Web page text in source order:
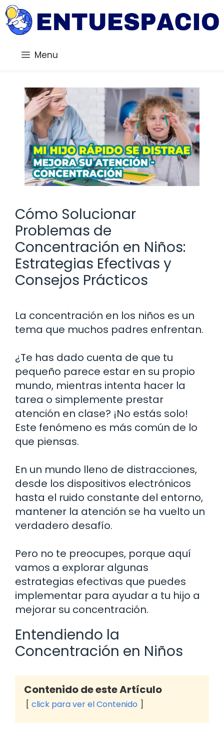
Saltar
al
contenido
Menu
Cómo Solucionar
Problemas de
Concentración en Niños:
Estrategias Efectivas y
Consejos Prácticos
La concentración en los niños es un
tema que muchos padres enfrentan.
¿Te has dado cuenta de que tu
pequeño parece estar en su propio
mundo, mientras intenta hacer la
tarea o simplemente prestar
atención en clase? ¡No estás solo!
Este fenómeno es más común de lo
que piensas.
En un mundo lleno de distracciones,
desde los dispositivos electrónicos
hasta el ruido constante del entorno,
mantener la atención se ha vuelto un
verdadero desafío.
Pero no te preocupes, porque aquí
vamos a explorar algunas
estrategias efectivas que puedes
implementar para ayudar a tu hijo a
mejorar su concentración.
Entendiendo la
Concentración en Niños
Contenido de este Artículo
click para ver el Contenido